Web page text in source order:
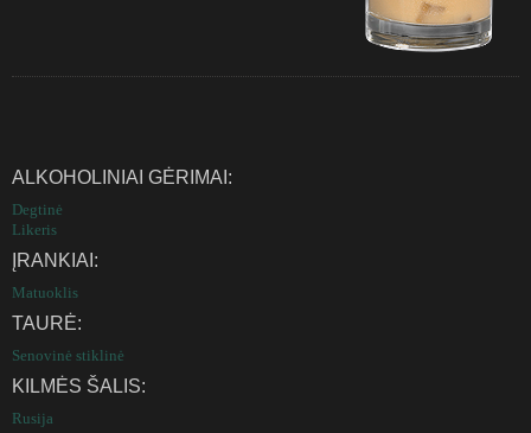
ALKOHOLINIAI GĖRIMAI:
Degtinė
Likeris
ĮRANKIAI:
Matuoklis
TAURĖ:
Senovinė stiklinė
KILMĖS ŠALIS:
Rusija